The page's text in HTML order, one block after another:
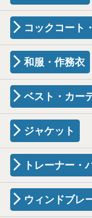
コックコート
和服・作務衣
ベスト・カー
ジャケット
トレーナー・
ウィンドブレ